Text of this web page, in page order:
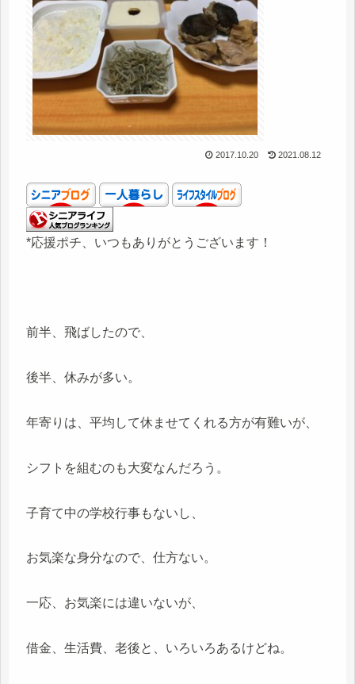
2017.10.20 2021.08.12
*応援ポチ、いつもありがとうございます！
前半、飛ばしたので、
後半、休みが多い。
年寄りは、平均して休ませてくれる方が有難いが、
シフトを組むのも大変なんだろう。
子育て中の学校行事もないし、
お気楽な身分なので、仕方ない。
一応、お気楽には違いないが、
借金、生活費、老後と、いろいろあるけどね。